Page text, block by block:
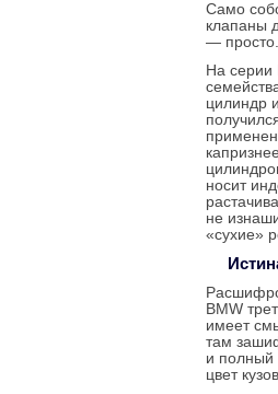
Само
клапаны
— просто.
На серии
цилиндр
носит
не
«сухие»
BMW
имеет
там
и полный
цвет